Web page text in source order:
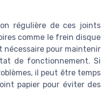
régulière de ces joints
comme le frein disque
nécessaire pour maintenir
de fonctionnement. Si
il peut être temps
papier pour éviter des